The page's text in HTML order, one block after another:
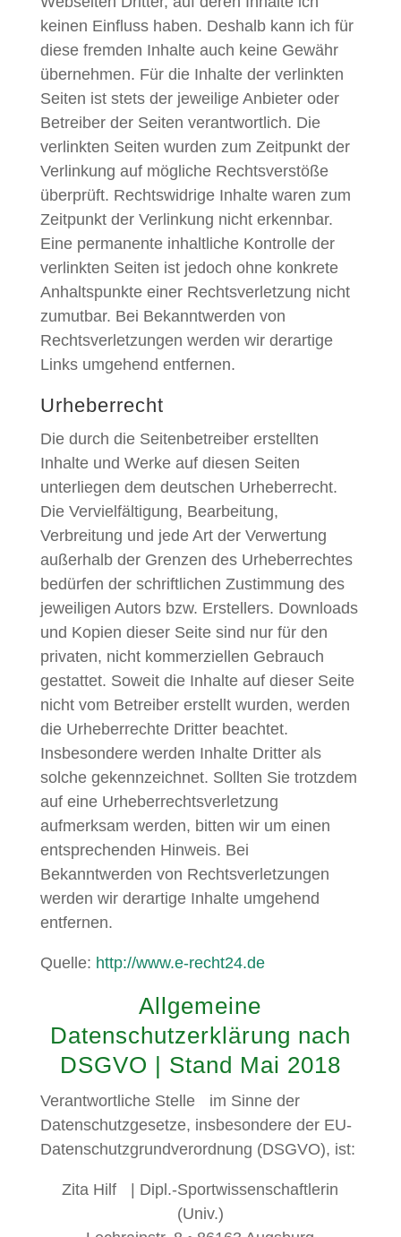
keinen Einfluss haben. Deshalb kann ich für
diese fremden Inhalte auch keine Gewähr
übernehmen. Für die Inhalte der verlinkten
Seiten ist stets der jeweilige Anbieter oder
Betreiber der Seiten verantwortlich. Die
verlinkten Seiten wurden zum Zeitpunkt der
Verlinkung auf mögliche Rechtsverstöße
überprüft. Rechtswidrige Inhalte waren zum
Zeitpunkt der Verlinkung nicht erkennbar.
Eine permanente inhaltliche Kontrolle der
verlinkten Seiten ist jedoch ohne konkrete
Anhaltspunkte einer Rechtsverletzung nicht
zumutbar. Bei Bekanntwerden von
Rechtsverletzungen werden wir derartige
Links umgehend entfernen.
Urheberrecht
Die durch die Seitenbetreiber erstellten
Inhalte und Werke auf diesen Seiten
unterliegen dem deutschen Urheberrecht.
Die Vervielfältigung, Bearbeitung,
Verbreitung und jede Art der Verwertung
außerhalb der Grenzen des Urheberrechtes
bedürfen der schriftlichen Zustimmung des
jeweiligen Autors bzw. Erstellers. Downloads
und Kopien dieser Seite sind nur für den
privaten, nicht kommerziellen Gebrauch
gestattet. Soweit die Inhalte auf dieser Seite
nicht vom Betreiber erstellt wurden, werden
die Urheberrechte Dritter beachtet.
Insbesondere werden Inhalte Dritter als
solche gekennzeichnet. Sollten Sie trotzdem
auf eine Urheberrechtsverletzung
aufmerksam werden, bitten wir um einen
entsprechenden Hinweis. Bei
Bekanntwerden von Rechtsverletzungen
werden wir derartige Inhalte umgehend
entfernen.
Quelle: http://www.e-recht24.de
Allgemeine
Datenschutzerklärung nach
DSGVO | Stand Mai 2018
Verantwortliche Stelle im Sinne der
Datenschutzgesetze, insbesondere der EU-
Datenschutzgrundverordnung (DSGVO), ist:
Zita Hilf | Dipl.-Sportwissenschaftlerin
(Univ.)